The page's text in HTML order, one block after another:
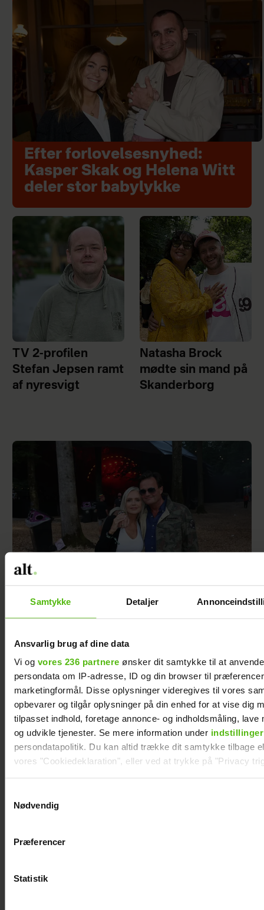
Samtykke Detaljer
Ansvarlig brug af dine data
Vi og vores 236 partnere ønsker dit samtykke til at
persondata om IP-adresse, ID og din browser til
marketingformål. Disse oplysninger videregives til vores
opbevarer og tilgår oplysninger på din enhed for at vise dig
tilpasset indhold, foretage annonce- og indholdsmåling, lave
og udvikle tjenester. Se mere information under indstillinger
persondatapolitik. Du kan altid trække dit samtykke tilbage
vores "Cookiedeklaration", eller ved at trykke på "Privacy
Vi anvender egne cookies og cookies fra tredjeparter til at
generere statistik og huske dine præferencer samt til brug
Nødvendig
Præferencer
Statistik
Efter forlovelsesnyhed:
Kasper Skak og Helena Witt
deler stor babylykke
TV 2-profilen
Stefan Jepsen ramt
af nyresvigt
Natasha Brock
mødte sin mand på
Skanderborg
Se billederne: Cille og Christopher på